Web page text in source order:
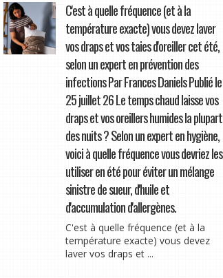
C'est à quelle fréquence (et à la
température exacte) vous devez laver
vos draps et vos taies d'oreiller cet été,
selon un expert en prévention des
infections Par Frances Daniels Publié le
25 juillet 26 Le temps chaud laisse vos
draps et vos oreillers humides la plupart
des nuits ? Selon un expert en hygiène,
voici à quelle fréquence vous devriez les
utiliser en été pour éviter un mélange
sinistre de sueur, d'huile et
d'accumulation d'allergènes.
C'est à quelle fréquence (et à la
température exacte) vous devez
laver vos draps et ...